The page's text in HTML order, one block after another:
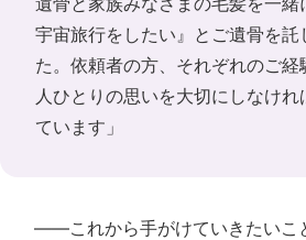
宇宙旅行をしたい』とご遺骨を託
た。依頼者の方、それぞれのご
人ひとりの思いを大切にしなけ
ています」
――これから手がけていきたいこ